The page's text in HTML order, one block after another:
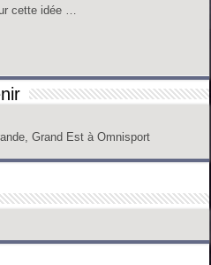
cette idée …
Grand Est à Omnisport